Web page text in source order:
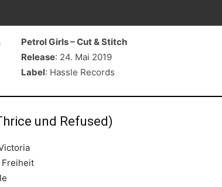
Petrol Girls – Cut & Stitch
Release: 24. Mai 2019
Label: Hassle Records
und Refused)
Freiheit